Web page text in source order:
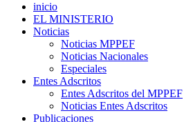
inicio
EL MINISTERIO
Noticias
Noticias MPPEF
Noticias Nacionales
Especiales
Entes Adscritos
Entes Adscritos del MPPEF
Noticias Entes Adscritos
Publicaciones